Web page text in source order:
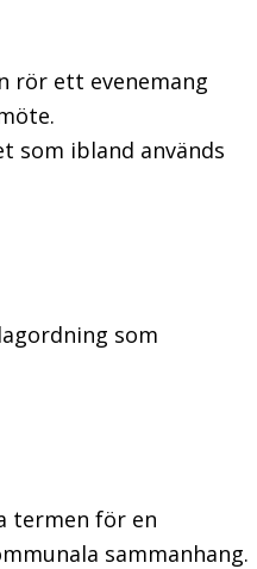
rör ett evenemang
som ibland används
som
termen för en
sammanhang.